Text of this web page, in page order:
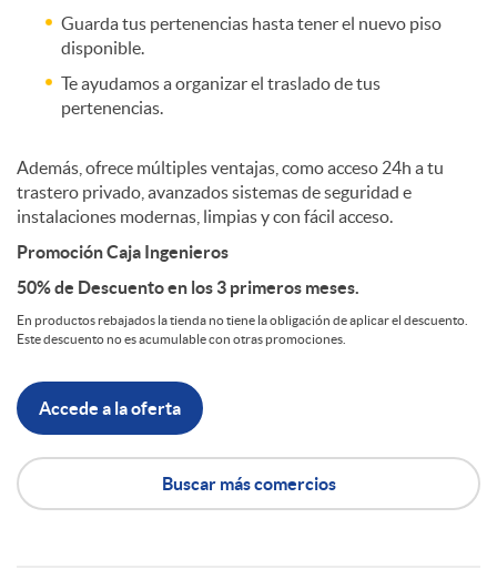
i
u
m
Guarda tus pertenencias hasta tener el nuevo piso
disponible.
Te ayudamos a organizar el traslado de tus
pertenencias.
Además, ofrece múltiples ventajas, como acceso 24h a tu
trastero privado, avanzados sistemas de seguridad e
instalaciones modernas, limpias y con fácil acceso.
Promoción Caja Ingenieros
50% de Descuento en los 3 primeros meses.
En productos rebajados la tienda no tiene la obligación de aplicar el descuento.
Este descuento no es acumulable con otras promociones.
Accede a la oferta
Buscar más comercios